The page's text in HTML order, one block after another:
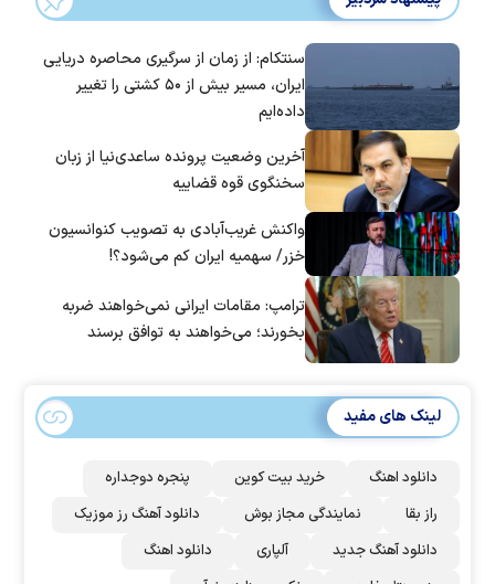
سنتکام: از زمان از سرگیری محاصره دریایی
ایران، مسیر بیش از ۵۰ کشتی را تغییر
داده‌ایم
آخرین وضعیت پرونده ساعدی‌نیا از زبان
سخنگوی قوه قضاییه
واکنش غریب‌آبادی به تصویب کنوانسیون
خزر/ سهمیه ایران کم می‌شود؟!
ترامپ: مقامات ایرانی نمی‌خواهند ضربه
بخورند؛ می‌خواهند به توافق برسند
لینک های مفید
دانلود اهنگ خرید بیت کوین
پنجره دوجداره
راز بقا
نمایندگی مجاز بوش
دانلود آهنگ رز‌ موزیک
دانلود آهنگ جدید
آلپاری
دانلود اهنگ